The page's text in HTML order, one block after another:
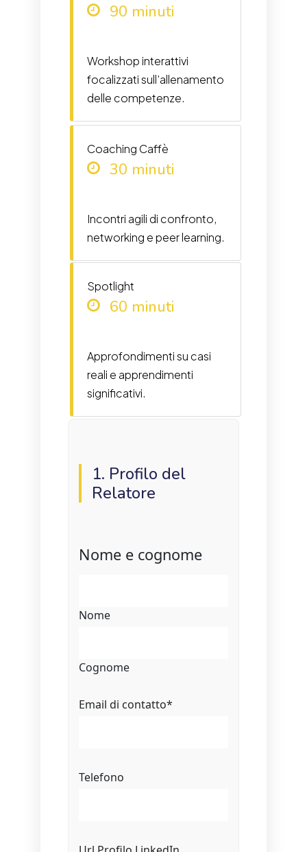
90 minuti
Workshop interattivi
focalizzati sull’allenamento
delle competenze.
Coaching Caffè
30 minuti
Incontri agili di confronto,
networking e peer learning.
Spotlight
60 minuti
Approfondimenti su casi
reali e apprendimenti
significativi.
1. Profilo del
Relatore
Nome e cognome
Nome
Cognome
Email di contatto*
Telefono